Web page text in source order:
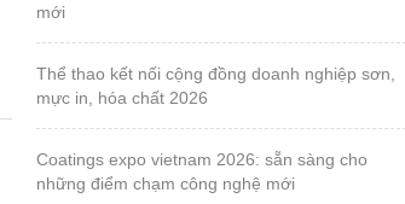
mới
thể thao kết nối cộng đồng doanh nghiệp sơn,
mực in, hóa chất 2026
coatings expo vietnam 2026: sẵn sàng cho
những điểm chạm công nghệ mới